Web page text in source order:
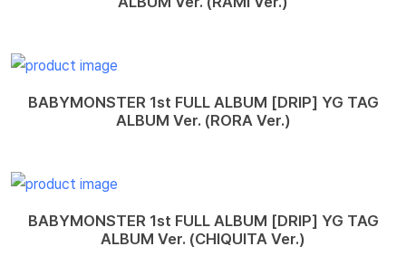
BABYMONSTER 1st FULL ALBUM [DRIP] YG TAG
ALBUM Ver. (RORA Ver.)
BABYMONSTER 1st FULL ALBUM [DRIP] YG TAG
ALBUM Ver. (CHIQUITA Ver.)